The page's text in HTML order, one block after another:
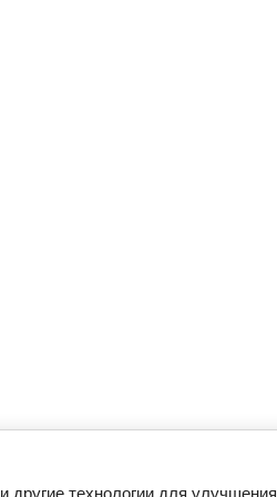
другие технологии для